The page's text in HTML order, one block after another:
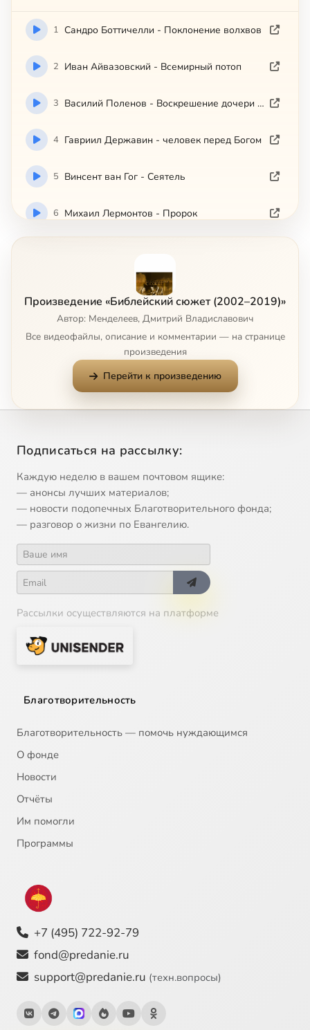
1 Сандро Боттичелли - Поклонение волхвов
2 Иван Айвазовский - Всемирный потоп
3 Василий Поленов - Воскрешение дочери Иаира
4 Гавриил Державин - человек перед Богом
5 Винсент ван Гог - Сеятель
6 Михаил Лермонтов - Пророк
Ингмар Бергман - Седьмая печать
9 Сальвадор Дали - Тайная Вечеря
Илья Репин - Иов и его друзья
Осип Мандельштам - Иосиф из Аримафеи
14 Фёдор Достоевский - Брак в Кане
15 Фёдор Достоевский - Бесы
Константин Романов - Царь Иудейский
17 Антонис ван Дейк - Неверие Фомы
18 Генрих Семирадский - Марфа и Мария
21
22
27 Ахматова - Лотова жена
28 Андрей Рублёв - Троица
Произведение «Библейский сюжет (2002–2019)»
Автор: Менделеев, Дмитрий Владиславович
Все видеофайлы, описание и комментарии — на странице
произведения
Перейти к произведению
Подписаться на рассылку:
Каждую неделю в вашем почтовом ящике:
— анонсы лучших материалов;
— новости подопечных Благотворительного фонда;
— разговор о жизни по Евангелию.
Рассылки осуществляются на платформе
Благотворительность
Благотворительность — помочь нуждающимся
О фонде
Новости
Отчёты
Им помогли
Программы
+7 (495) 722-92-79
fond@predanie.ru
support@predanie.ru (техн.вопросы)